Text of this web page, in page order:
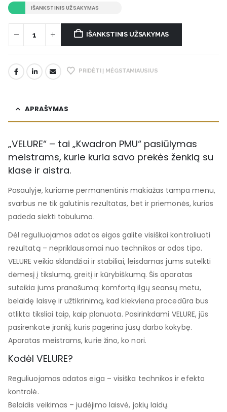
IŠANKSTINIS UŽSAKYMAS
IŠANKSTINIS UŽSAKYMAS
PRIDĖTI Į MĖGSTAMIAUSIUS
APRAŠYMAS
„VELURE“ – tai „Kwadron PMU“ pasiūlymas
meistrams, kurie kuria savo prekės ženklą su
klase ir aistra.
Pasaulyje, kuriame permanentinis makiažas tampa menu,
svarbus ne tik galutinis rezultatas, bet ir priemonės, kurios
padeda siekti tobulumo.
Dėl reguliuojamos adatos eigos galite visiškai kontroliuoti
rezultatą – nepriklausomai nuo technikos ar odos tipo.
VELURE veikia sklandžiai ir stabiliai, leisdamas jums sutelkti
dėmesį į tikslumą, greitį ir kūrybiškumą. Šis aparatas
suteikia jums pranašumą: komfortą ilgų seansų metu,
belaidę laisvę ir užtikrinimą, kad kiekviena procedūra bus
atlikta tiksliai taip, kaip planuota. Pasirinkdami VELURE, jūs
pasirenkate įrankį, kuris pagerina jūsų darbo kokybę.
Aparatas meistrams, kurie žino, ko nori.
Kodėl VELURE?
Reguliuojamas adatos eiga – visiška technikos ir efekto
kontrolė.
Belaidis veikimas – judėjimo laisvė, jokių laidų.